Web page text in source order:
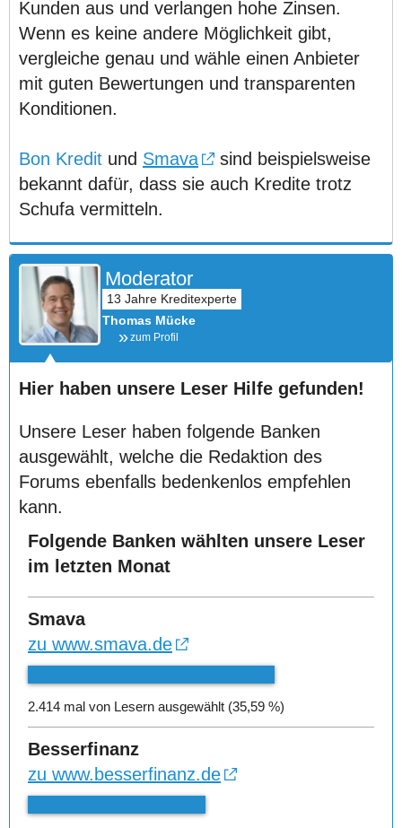
Kunden aus und verlangen hohe Zinsen.
Wenn es keine andere Möglichkeit gibt,
vergleiche genau und wähle einen Anbieter
mit guten Bewertungen und transparenten
Konditionen.
Bon Kredit und Smava
sind beispielsweise
bekannt dafür, dass sie auch Kredite trotz
Schufa vermitteln.
Moderator
Thomas Mücke
zum Profil
Hier haben unsere Leser Hilfe gefunden!
Unsere Leser haben folgende Banken
ausgewählt, welche die Redaktion des
Forums ebenfalls bedenkenlos empfehlen
kann.
Folgende Banken wählten unsere Leser
im letzten Monat
Smava
zu www.smava.de
2.414 mal von Lesern ausgewählt (35,59 %)
Besserfinanz
zu www.besserfinanz.de